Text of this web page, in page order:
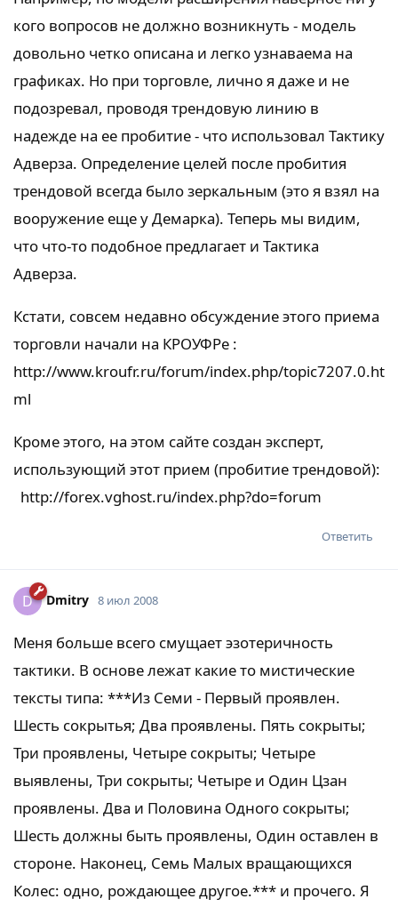
кого вопросов не должно возникнуть - модель
довольно четко описана и легко узнаваема на
графиках. Но при торговле, лично я даже и не
подозревал, проводя трендовую линию в
надежде на ее пробитие - что использовал Тактику
Адверза. Определение целей после пробития
трендовой всегда было зеркальным (это я взял на
вооружение еще у Демарка). Теперь мы видим,
что что-то подобное предлагает и Тактика
Адверза.
Кстати, совсем недавно обсуждение этого приема
торговли начали на КРОУФРе :
http://www.kroufr.ru/forum/index.php/topic7207.0.ht
ml
Кроме этого, на этом сайте создан эксперт,
использующий этот прием (пробитие трендовой):
http://forex.vghost.ru/index.php?do=forum
Ответить
D Dmitry 8 июл 2008
Меня больше всего смущает эзотеричность
тактики. В основе лежат какие то мистические
тексты типа: ***Из Семи - Первый проявлен.
Шесть сокрытья; Два проявлены. Пять сокрыты;
Три проявлены, Четыре сокрыты; Четыре
выявлены, Три сокрыты; Четыре и Один Цзан
проявлены. Два и Половина Одного сокрыты;
Шесть должны быть проявлены, Один оставлен в
стороне. Наконец, Семь Малых вращающихся
Колес: одно, рождающее другое.*** и прочего. Я